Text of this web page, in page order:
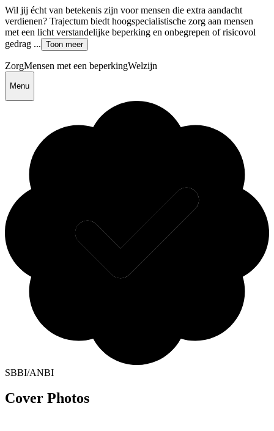
Wil jij écht van betekenis zijn voor mensen die extra aandacht
verdienen? Trajectum biedt hoogspecialistische zorg aan mensen
met een licht verstandelijke beperking en onbegrepen of risicovol
gedrag ... Toon meer
ZorgMensen met een beperkingWelzijn
Menu
SBBI/ANBI
Cover Photos